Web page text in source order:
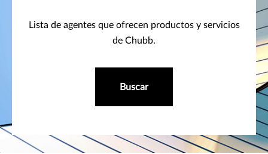
Lista de agentes que ofrecen productos y servicios
de Chubb.
Buscar